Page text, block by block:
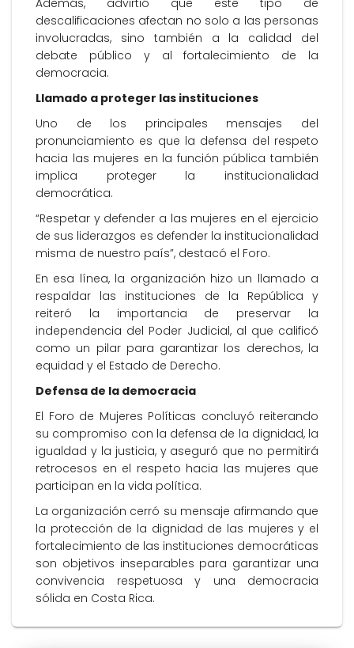
Además, advirtió que este tipo de
descalificaciones afectan no solo a las personas
involucradas, sino también a la calidad del
debate público y al fortalecimiento de la
democracia.
Llamado a proteger las instituciones
Uno de los principales mensajes del
pronunciamiento es que la defensa del respeto
hacia las mujeres en la función pública también
implica proteger la institucionalidad
democrática.
“Respetar y defender a las mujeres en el ejercicio
de sus liderazgos es defender la institucionalidad
misma de nuestro país”, destacó el Foro.
En esa línea, la organización hizo un llamado a
respaldar las instituciones de la República y
reiteró la importancia de preservar la
independencia del Poder Judicial, al que calificó
como un pilar para garantizar los derechos, la
equidad y el Estado de Derecho.
Defensa de la democracia
El Foro de Mujeres Políticas concluyó reiterando
su compromiso con la defensa de la dignidad, la
igualdad y la justicia, y aseguró que no permitirá
retrocesos en el respeto hacia las mujeres que
participan en la vida política.
La organización cerró su mensaje afirmando que
la protección de la dignidad de las mujeres y el
fortalecimiento de las instituciones democráticas
son objetivos inseparables para garantizar una
convivencia respetuosa y una democracia
sólida en Costa Rica.